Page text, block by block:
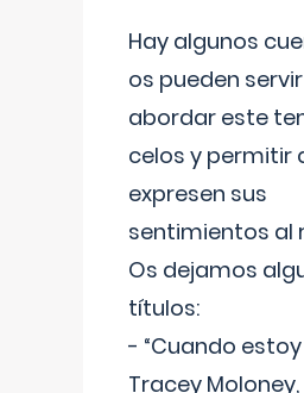
Hay algunos
os pueden
abordar este
celos y permitir
expresen sus
sentimientos al
Os dejamos
títulos:
- “Cuando
Tracey Moloney,